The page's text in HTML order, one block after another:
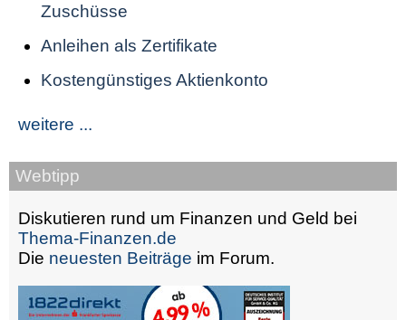
Zuschüsse
Anleihen als Zertifikate
Kostengünstiges Aktienkonto
weitere ...
Webtipp
Diskutieren rund um Finanzen und Geld bei
Thema-Finanzen.de
Die neuesten Beiträge im Forum.